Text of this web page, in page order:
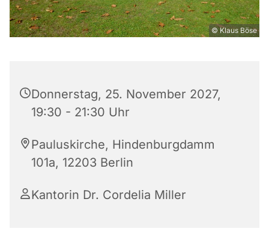
© Klaus Böse
Donnerstag, 25. November 2027,
19:30 - 21:30 Uhr
Pauluskirche, Hindenburgdamm
101a, 12203 Berlin
Kantorin Dr. Cordelia Miller